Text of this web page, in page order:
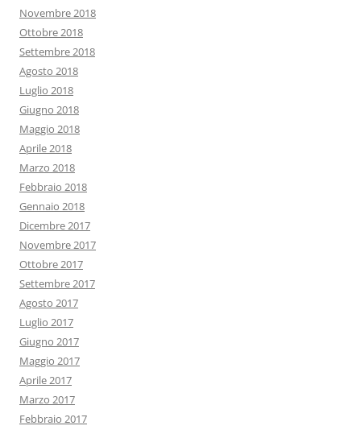
Novembre 2018
Ottobre 2018
Settembre 2018
Agosto 2018
Luglio 2018
Giugno 2018
Maggio 2018
Aprile 2018
Marzo 2018
Febbraio 2018
Gennaio 2018
Dicembre 2017
Novembre 2017
Ottobre 2017
Settembre 2017
Agosto 2017
Luglio 2017
Giugno 2017
Maggio 2017
Aprile 2017
Marzo 2017
Febbraio 2017